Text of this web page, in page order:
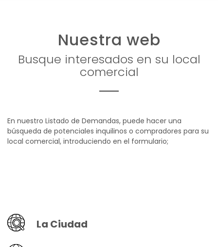
Nuestra web
Busque interesados en su local
comercial
En nuestro Listado de Demandas, puede hacer una
búsqueda de potenciales inquilinos o compradores para su
local comercial, introduciendo en el formulario;
La Ciudad